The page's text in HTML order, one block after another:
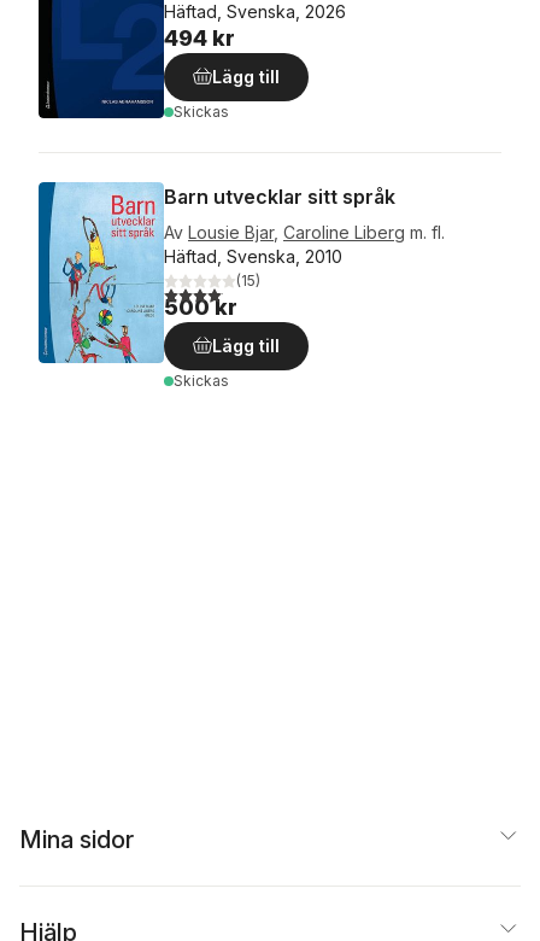
Häftad, Svenska, 2026
494 kr
Lägg till
Skickas
Barn utvecklar sitt språk
Av Lousie Bjar, Caroline Liberg m. fl.
Häftad, Svenska, 2010
4,1utav 5 stjärnor. Totalt antal röster:
(15)
500 kr
Lägg till
Skickas
Mina sidor
Hjälp